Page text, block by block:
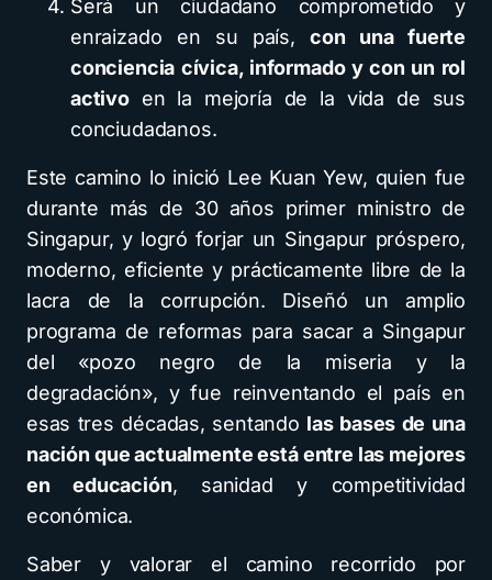
Será un ciudadano comprometido y
enraizado en su país,con una fuerte
conciencia cívica, informado y con un rol
activoen la mejoría de la vida de sus
conciudadanos.
Este camino lo inició Lee Kuan Yew, quien fue
durante más de 30 años primer ministro de
Singapur, y logró forjar un Singapur próspero,
moderno, eficiente y prácticamente libre de la
lacra de la corrupción. Diseñó un amplio
programa de reformas para sacar a Singapur
del «pozo negro de la miseria y la
degradación», y fue reinventando el país en
esas tres décadas, sentando las bases de una
nación que actualmente está entre las mejores
en educación, sanidad y competitividad
económica.
Saber y valorar el camino recorrido por